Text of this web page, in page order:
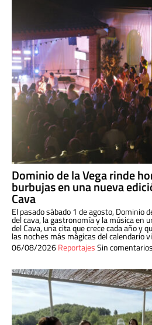
Dominio de la Vega rinde
burbujas en una nueva
Cava
El pasado sábado 1 de agosto, Dominio
del cava, la gastronomía y la música en
del Cava, una cita que crece cada año y
las noches más mágicas del calendario
06/08/2026ReportajesSin comentarios